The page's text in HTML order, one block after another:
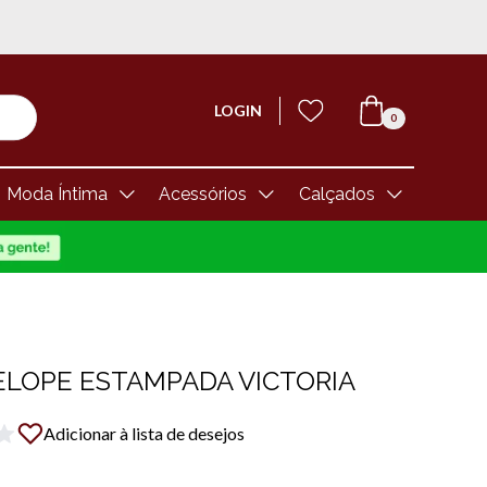
LOGIN 0
Moda Íntima Acessórios Calçados
ESTAMPADA VICTORIA
Adicionar à lista de desejos